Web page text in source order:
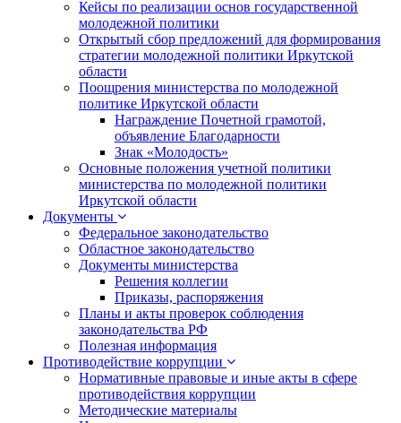
Кейсы по реализации основ государственной
молодежной политики
Открытый сбор предложений для формирования
стратегии молодежной политики Иркутской
области
Поощрения министерства по молодежной
политике Иркутской области
Награждение Почетной грамотой,
объявление Благодарности
Знак «Молодость»
Основные положения учетной политики
министерства по молодежной политики
Иркутской области
Документы
Федеральное законодательство
Областное законодательство
Документы министерства
Решения коллегии
Приказы, распоряжения
Планы и акты проверок соблюдения
законодательства РФ
Полезная информация
Противодействие коррупции
Нормативные правовые и иные акты в сфере
противодействия коррупции
Методические материалы